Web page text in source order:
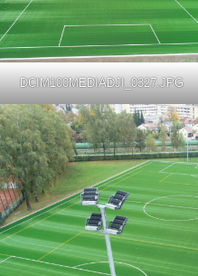
DCIM100MEDIADJI_0327.JPG